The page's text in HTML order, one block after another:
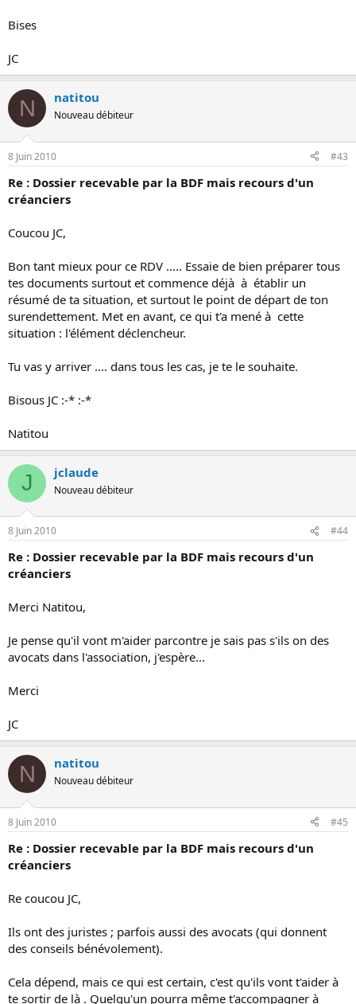
Bises
JC
N natitou
Nouveau débiteur
8 Juin 2010 #43
Re : Dossier recevable par la BDF mais recours d'un
créanciers
Coucou JC,
Bon tant mieux pour ce RDV ..... Essaie de bien préparer tous
tes documents surtout et commence déjà à établir un
résumé de ta situation, et surtout le point de départ de ton
surendettement. Met en avant, ce qui t'a mené à cette
situation : l'élément déclencheur.
Tu vas y arriver .... dans tous les cas, je te le souhaite.
Bisous JC :-* :-*
Natitou
J jclaude
Nouveau débiteur
8 Juin 2010 #44
Re : Dossier recevable par la BDF mais recours d'un
créanciers
Merci Natitou,
Je pense qu'il vont m'aider parcontre je sais pas s'ils on des
avocats dans l'association, j'espère...
Merci
JC
N natitou
Nouveau débiteur
8 Juin 2010 #45
Re : Dossier recevable par la BDF mais recours d'un
créanciers
Re coucou JC,
Ils ont des juristes ; parfois aussi des avocats (qui donnent
des conseils bénévolement).
Cela dépend, mais ce qui est certain, c'est qu'ils vont t'aider à
te sortir de là . Quelqu'un pourra même t'accompagner à